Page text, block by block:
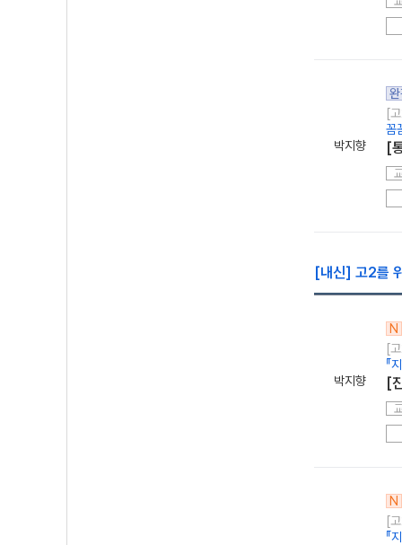
박지향
[
꼼
[
[내신] 고2를
박지향
N
[
『
[
N
[
『